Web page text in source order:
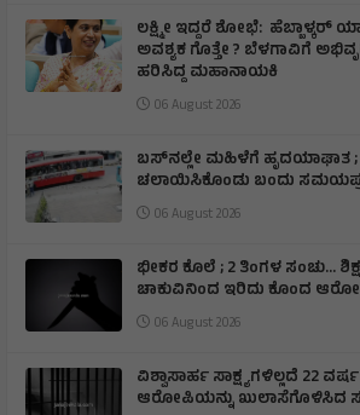
ಲಕ್ಷ್ಮೀ ಇದ್ದರೆ ಶೋಭೆ: ಹೆಬ್ಬಾಳ್ಕರ್
ಅವಶ್ಯಕ ಗೊತ್ತೇ ? ಬೆಳಗಾವಿಗೆ
ಹರಿಸಿದ್ದ ಮಹಾನಾಯಕಿ
06 August 2026
ಬಸ್‌ನಲ್ಲೇ ಮಹಿಳೆಗೆ ಹೃದಯಾಘಾತ ;
ಚಲಾಯಿಸಿಕೊಂಡು ಬಂದು
06 August 2026
ಭೀಕರ ಕೊಲೆ ; 2 ತಿಂಗಳ ಸಂಚು…
ಚಾಕುವಿನಿಂದ ಇರಿದು ಕೊಂದ
06 August 2026
ವಿಶ್ವಾಸಾರ್ಹ ಸಾಕ್ಷ್ಯಗಳಿಲ್ಲದೆ 22
ಆರೋಪಿಯನ್ನು ಖುಲಾಸೆಗೊಳಿಸಿದ